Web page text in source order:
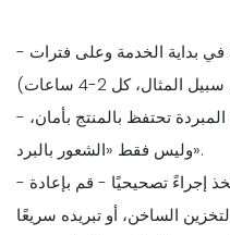
- تحقق من وحدات التخزين الساخنة في بداية الخدمة وعلى فترات
- تأكد من أن الآبار الباردة والقضبان المبردة تحتفظ بالمنتج بأمان،
وليس فقط «الشعور بالبرد».
- إذا كان الطعام خارج النطاق، فاتخذ إجراءً تصحيحيًا - قم بإعادة
الساخن، أو تبريده سريعًا